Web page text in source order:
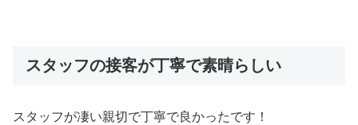
スタッフの接客が丁寧で素晴らしい
スタッフが凄い親切で丁寧で良かったです！